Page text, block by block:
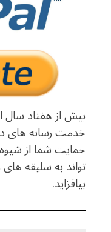
بیش از هفتاد سال
خدمت رسانه های
حمایت شما از شیوه
تواند به سلیقه
بیافزاید.